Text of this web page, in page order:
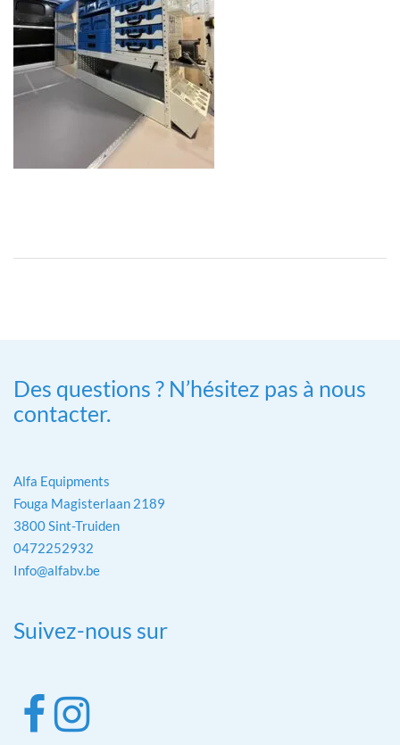
Des questions ? N’hésitez pas à nous
contacter.
Alfa Equipments
Fouga Magisterlaan 2189
3800 Sint-Truiden
0472252932
Info@alfabv.be
Suivez-nous sur